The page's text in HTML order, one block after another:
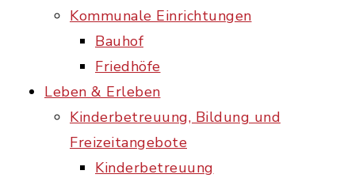
Kommunale Einrichtungen
Bauhof
Friedhöfe
Leben & Erleben
Kinderbetreuung, Bildung und
Freizeitangebote
Kinderbetreuung